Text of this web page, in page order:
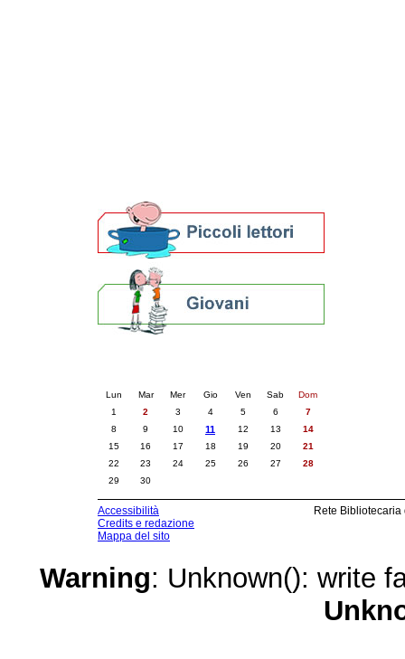
Lun Mar Mer Gio Ven Sab
Dom
1
2 3 4 5 6
7
8
9 10 11 12 13
14
15
16 17 18 19 20
21
22
23 24 25 26 27
28
29
30
Accessibilità
Credits e redazione
Mappa del sito
Rete
Warning: Unknown(): write